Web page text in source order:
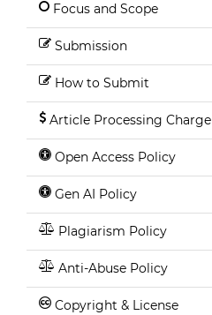
Focus and Scope
Submission
How to Submit
Article Processing Charge
Open Access Policy
Gen AI Policy
Plagiarism Policy
Anti-Abuse Policy
Copyright & License